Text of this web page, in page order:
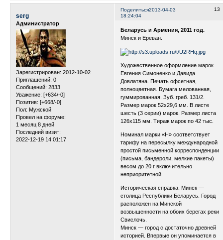
Поделиться 13
2013-04-03
18:24:04
serg
Администратор
Зарегистрирован: 2012-10-02
Приглашений: 0
Сообщений: 2833
Уважение: [+634/-0]
Позитив: [+668/-0]
Пол: Мужской
Провел на форуме:
1 месяц 8 дней
Последний визит:
2022-12-19 14:01:17
Беларусь и Армения, 2011 год.
Минск и Ереван.
Художественное оформление марок
Евгения Симоненко и Давида
Довлатяна. Печать офсетная,
полноцветная. Бумага мелованная,
гуммированная. Зуб. греб. 131/2.
Размер марок 52х29,6 мм. В листе
шесть (3 серии) марок. Размер листа
126х115 мм. Тираж марок по 42 тыс.
Номинал марки «Н» соответствует
тарифу на пересылку международной
простой письменной корреспонденции
(письма, бандероли, мелкие пакеты)
весом до 20 г включительно
неприоритетной.
Историческая справка. Минск —
столица Республики Беларусь. Город
расположен на Минской
возвышенности на обоих берегах реки
Свислочь.
Минск — город с достаточно древней
историей. Впервые он упоминается в